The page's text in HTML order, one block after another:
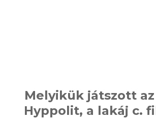
Melyikük játszott az
Hyppolit, a lakáj c.